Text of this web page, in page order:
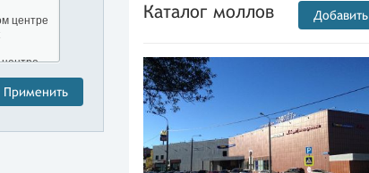
Каталог моллов Добавить